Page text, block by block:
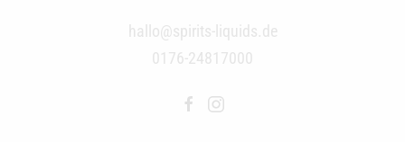
hallo@spirits-liquids.de
0176-24817000